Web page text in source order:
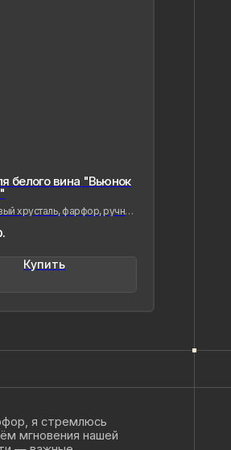
хрусталь, фарфор, ручная
для